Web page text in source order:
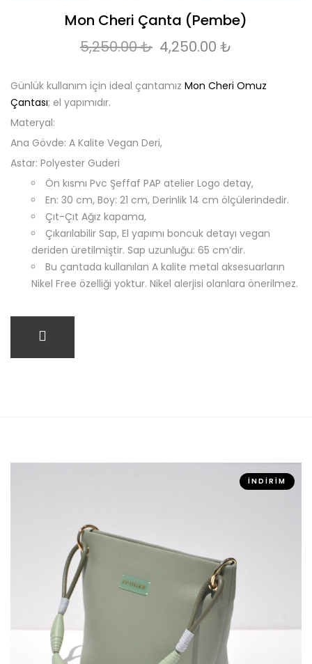
Mon Cheri Çanta (Pembe)
5,250.00₺ Orijinal fiyat: 5,250.00
4,250.00 ₺
Günlük kullanım için ideal çantamız Mon Cheri Omuz
Çantası; el yapımıdır.
Materyal:
Ana Gövde: A Kalite Vegan Deri,
Astar: Polyester Guderi
Ön kısmı Pvc Şeffaf PAP atelier Logo detay,
En: 30 cm, Boy: 21 cm, Derinlik 14 cm ölçülerindedir.
Çıt-Çıt Ağız kapama,
Çıkarılabilir Sap, El yapımı boncuk detayı vegan
deriden üretilmiştir. Sap uzunluğu: 65 cm’dir.
Bu çantada kullanılan A kalite metal aksesuarların
Nikel Free özelliği yoktur. Nikel alerjisi olanlara önerilmez.
İNDIRIM